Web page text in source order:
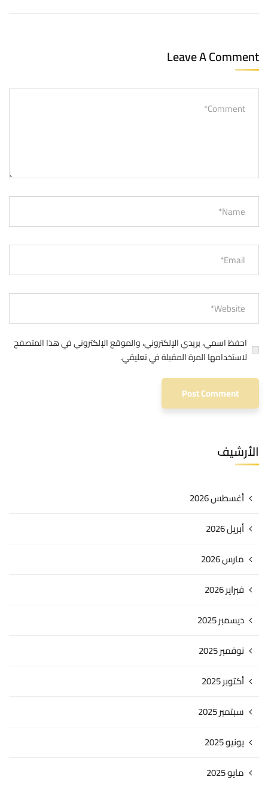
Leave A Comment
احفظ اسمي، بريدي الإلكتروني، والموقع الإلكتروني في هذا المتصفح
لاستخدامها المرة المقبلة في تعليقي.
الأرشيف
أغسطس 2026
أبريل 2026
مارس 2026
فبراير 2026
ديسمبر 2025
نوفمبر 2025
أكتوبر 2025
سبتمبر 2025
يونيو 2025
مايو 2025